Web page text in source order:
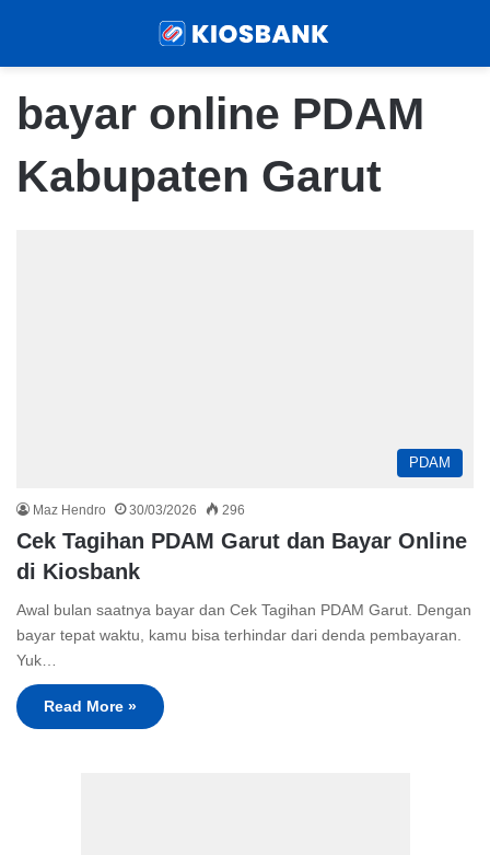
bayar online PDAM
Kabupaten Garut
PDAM
Maz Hendro 30/03/2026 296
Cek Tagihan PDAM Garut dan Bayar Online
di Kiosbank
Awal bulan saatnya bayar dan Cek Tagihan PDAM Garut. Dengan
bayar tepat waktu, kamu bisa terhindar dari denda pembayaran.
Yuk…
Read More »